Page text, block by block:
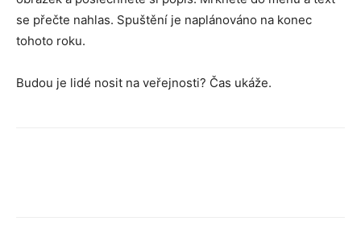
se přečte nahlas. Spuštění je naplánováno na konec
tohoto roku.
Budou je lidé nosit na veřejnosti? Čas ukáže.